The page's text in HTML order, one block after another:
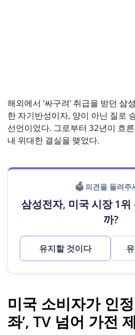
해외에서 ‘싸구려’ 취급을 받던 삼성
한 자기반성이자, 양이 아닌 질로
선언이었다. 그로부터 32년이 흐
내 위대한 결실을 맺었다.
🗳 의견을 들려주
삼성전자, 미국 시장 1위
까?
유지할 것이다
미국 소비자가 인
좌’, TV 넘어 가전